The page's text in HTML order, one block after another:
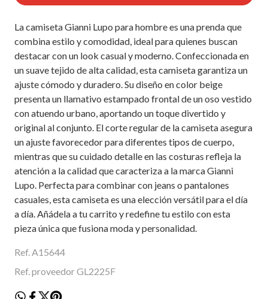
La camiseta Gianni Lupo para hombre es una prenda que
combina estilo y comodidad, ideal para quienes buscan
destacar con un look casual y moderno. Confeccionada en
un suave tejido de alta calidad, esta camiseta garantiza un
ajuste cómodo y duradero. Su diseño en color beige
presenta un llamativo estampado frontal de un oso vestido
con atuendo urbano, aportando un toque divertido y
original al conjunto. El corte regular de la camiseta asegura
un ajuste favorecedor para diferentes tipos de cuerpo,
mientras que su cuidado detalle en las costuras refleja la
atención a la calidad que caracteriza a la marca Gianni
Lupo. Perfecta para combinar con jeans o pantalones
casuales, esta camiseta es una elección versátil para el día
a día. Añádela a tu carrito y redefine tu estilo con esta
pieza única que fusiona moda y personalidad.
Ref. A15644
Ref. proveedor GL2225F